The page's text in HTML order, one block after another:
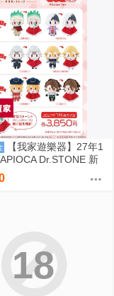
【我家遊樂器】27年1
Dr.STONE 新
斗篷布偶 娃娃 6款可選
18